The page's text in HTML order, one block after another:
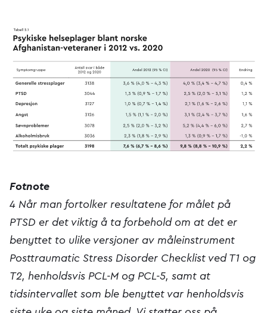
Fotnote
4 Når man fortolker resultatene for målet på
PTSD er det viktig å ta forbehold om at det er
benyttet to ulike versjoner av måleinstrument
Posttraumatic Stress Disorder Checklist ved T1 og
T2, henholdsvis PCL-M og PCL-5, samt at
tidsintervallet som ble benyttet var henholdsvis